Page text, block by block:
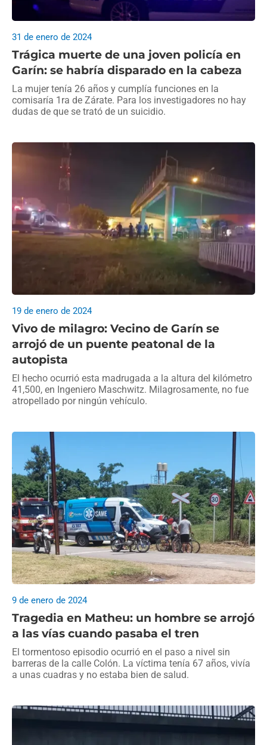
Trágica muerte de una joven policía en
Garín: se habría disparado en la cabeza
31 de enero de 2024
La mujer tenía 26 años y cumplía funciones en la
comisaría 1ra de Zárate. Para los investigadores no hay
dudas de que se trató de un suicidio.
Vivo de milagro: Vecino de Garín se
arrojó de un puente peatonal de la
autopista
19 de enero de 2024
El hecho ocurrió esta madrugada a la altura del kilómetro
41,500, en Ingeniero Maschwitz. Milagrosamente, no fue
atropellado por ningún vehículo.
Tragedia en Matheu: un hombre se arrojó
a las vías cuando pasaba el tren
9 de enero de 2024
El tormentoso episodio ocurrió en el paso a nivel sin
barreras de la calle Colón. La víctima tenía 67 años, vivía
a unas cuadras y no estaba bien de salud.